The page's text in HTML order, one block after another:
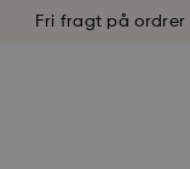
Fri fragt på ordrer